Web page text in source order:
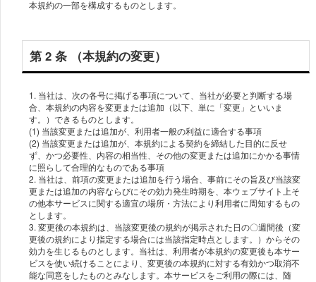
第 2 条 （本規約の変更）
1. 当社は、次の各号に掲げる事項について、当社が必要と判断する場
合、本規約の内容を変更または追加（以下、単に「変更」といいま
す。）できるものとします。
(1) 当該変更または追加が、利⽤者⼀般の利益に適合する事項
(2) 当該変更または追加が、本規約による契約を締結した⽬的に反せ
ず、かつ必要性、内容の相当性、その他の変更または追加にかかる事情
に照らして合理的なものである事項
2. 当社は、前項の変更または追加を⾏う場合、事前にその旨及び当該変
更または追加の内容ならびにその効⼒発⽣時期を、本ウェブサイト上そ
の他本サービスに関する適宜の場所・⽅法により利⽤者に周知するもの
とします。
3. 変更後の本規約は、当該変更後の規約が掲⽰された⽇の〇週間後（変
更後の規約により指定する場合には当該指定時点とします。）からその
効⼒を⽣じるものとします。当社は、利⽤者が本規約の変更後も本サー
ビスを使い続けることにより、変更後の本規約に対する有効かつ取消不
能な同意をしたものとみなします。本サービスをご利⽤の際には、随